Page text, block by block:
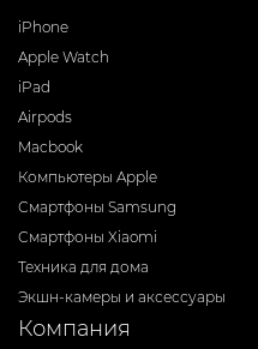
iPhone
Apple Watch
iPad
Airpods
Macbook
Компьютеры Apple
Смартфоны Samsung
Смартфоны Xiaomi
Техника для дома
Экшн-камеры и аксессуары
Компания